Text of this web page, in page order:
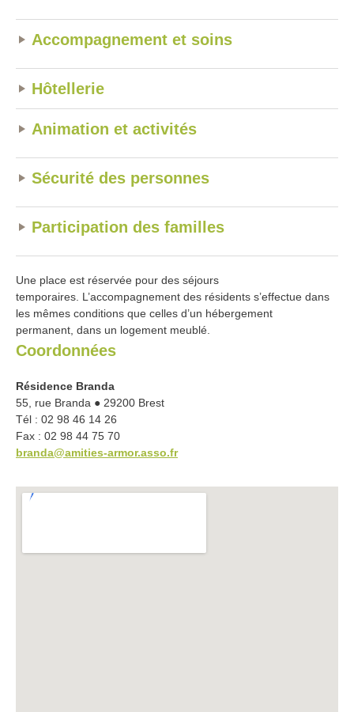
Accompagnement et soins
Hôtellerie
Animation et activités
Sécurité des personnes
Participation des familles
Une place est réservée pour des séjours
temporaires. L’accompagnement des résidents s’effectue dans
les mêmes conditions que celles d’un hébergement
permanent, dans un logement meublé.
Coordonnées
Résidence Branda
55, rue Branda ● 29200 Brest
Tél : 02 98 46 14 26
Fax : 02 98 44 75 70
branda@amities-armor.asso.fr